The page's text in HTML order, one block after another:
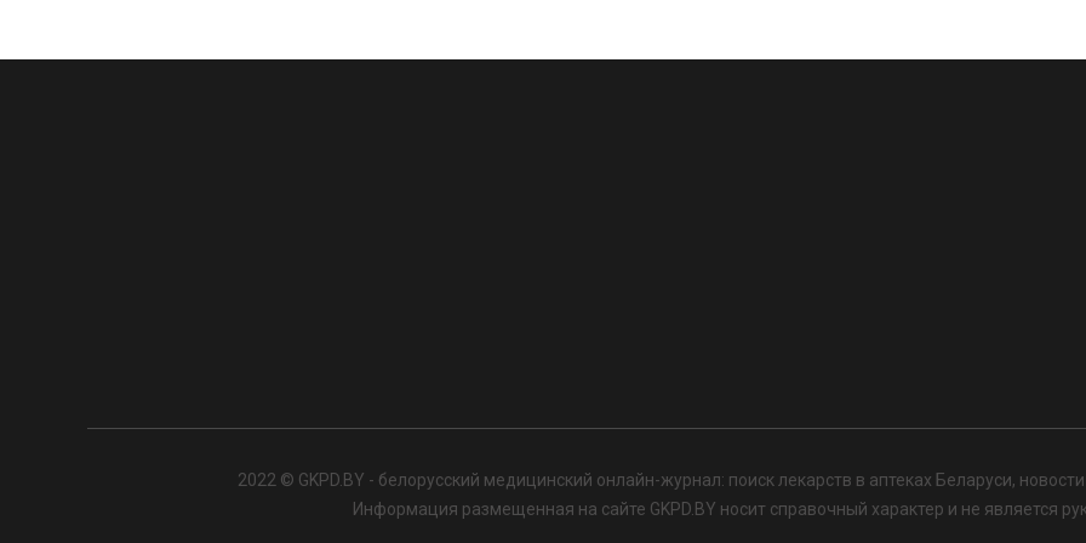
2022 © GKPD.BY - белорусский медицинский онлайн-журнал: поиск лекарств в аптеках Беларуси,
Информация размещенная на сайте GKPD.BY носит справочный характер и не является